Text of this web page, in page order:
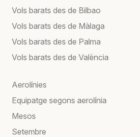
Vols barats des de Bilbao
Vols barats des de Màlaga
Vols barats des de Palma
Vols barats des de València
Aerolínies
Equipatge segons aerolínia
Mesos
Setembre